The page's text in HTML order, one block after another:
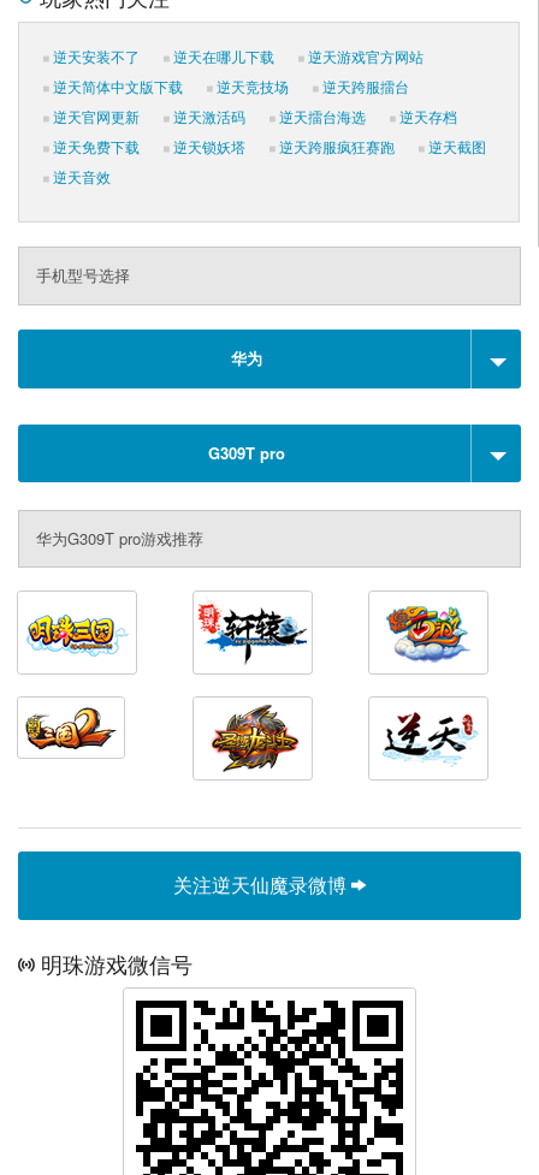
逆天安装不了 逆天在哪儿下载
逆天游戏官方网站
逆天简体中文版下载
逆天竞技场
逆天跨服擂台
逆天官网更新
逆天激活码 逆天擂台海选
逆天存档
逆天免费下载
逆天锁妖塔 逆天跨服疯狂赛跑
逆天截图
逆天音效
手机型号选择
华为
G309T pro
华为G309T pro游戏推荐
关注逆天仙魔录微博
明珠游戏微信号